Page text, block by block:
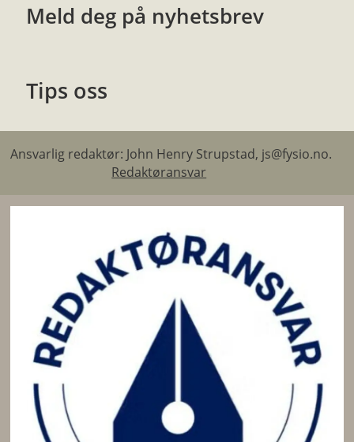
Meld deg på nyhetsbrev
Tips oss
Ansvarlig redaktør: John Henry Strupstad, js@fysio.no.
Redaktøransvar